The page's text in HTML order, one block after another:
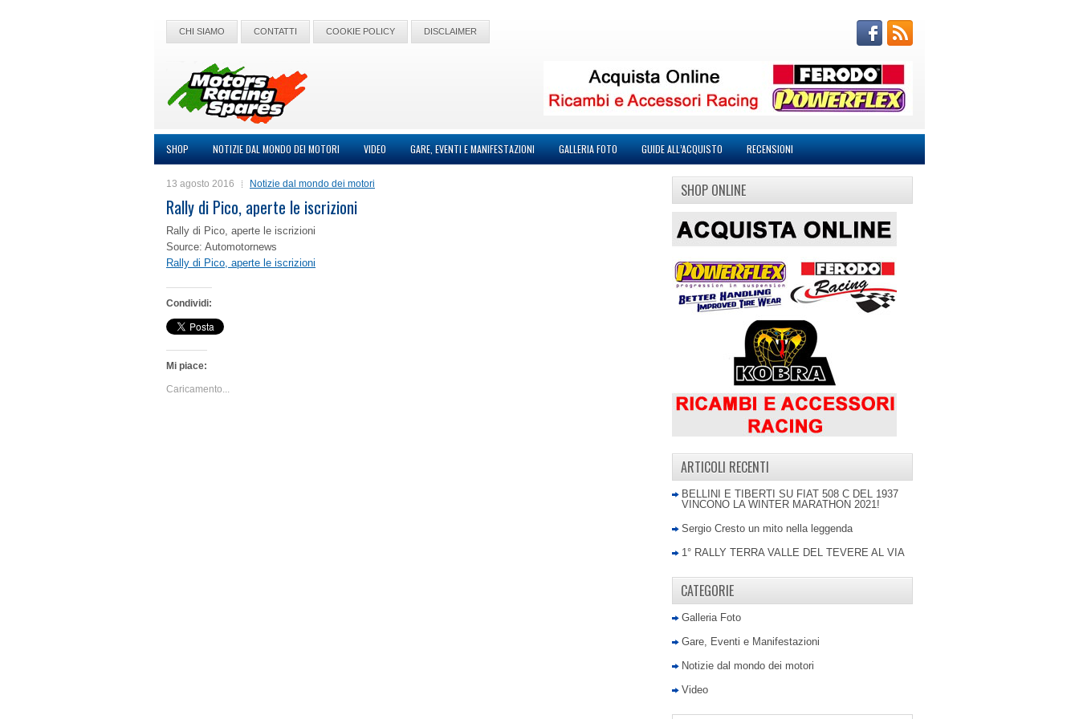
CHI SIAMO CONTATTI COOKIE POLICY DISCLAIMER
SHOP NOTIZIE DAL MONDO DEI MOTORI VIDEO GARE, EVENTI E MANIFESTAZIONI GALLERIA FOTO GUIDE ALL’ACQUISTO RECENSIONI
13 agosto 2016 Notizie dal mondo dei motori
Rally di Pico, aperte le iscrizioni
Rally di Pico, aperte le iscrizioni
Source: Automotornews
Rally di Pico, aperte le iscrizioni
Condividi:
Mi piace:
Caricamento...
SHOP ONLINE
ARTICOLI RECENTI
BELLINI E TIBERTI SU FIAT 508 C DEL 1937
VINCONO LA WINTER MARATHON 2021!
Sergio Cresto un mito nella leggenda
1° RALLY TERRA VALLE DEL TEVERE AL VIA
CATEGORIE
Galleria Foto
Gare, Eventi e Manifestazioni
Notizie dal mondo dei motori
Video